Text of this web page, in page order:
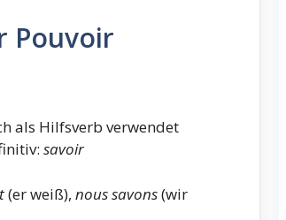
Pouvoir
als Hilfsverb verwendet
savoir
(er weiß), nous savons(wir